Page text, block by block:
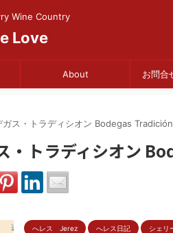
Wine Country
Love
About お問合
ガス・トラディシオン Bodegas Tradición
・トラディシオン
へレス Jerez へレス日記 シェリ